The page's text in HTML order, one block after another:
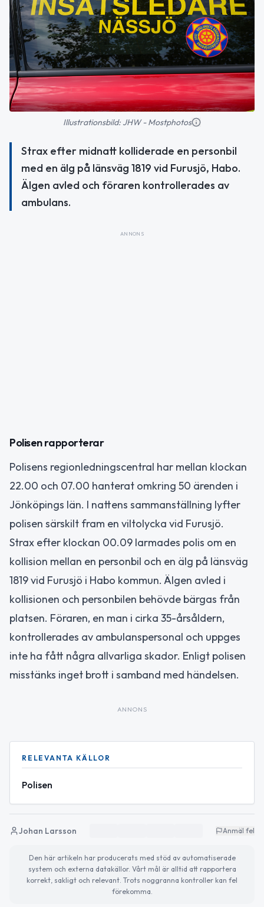
Illustrationsbild: JHW - Mostphotos
Strax efter midnatt kolliderade en personbil
med en älg på länsväg 1819 vid Furusjö, Habo.
Älgen avled och föraren kontrollerades av
ambulans.
ANNONS
Polisen rapporterar
Polisens regionledningscentral har mellan klockan
22.00 och 07.00 hanterat omkring 50 ärenden i
Jönköpings län. I nattens sammanställning lyfter
polisen särskilt fram en viltolycka vid Furusjö.
Strax efter klockan 00.09 larmades polis om en
kollision mellan en personbil och en älg på länsväg
1819 vid Furusjö i Habo kommun. Älgen avled i
kollisionen och personbilen behövde bärgas från
platsen. Föraren, en man i cirka 35-årsåldern,
kontrollerades av ambulanspersonal och uppges
inte ha fått några allvarliga skador. Enligt polisen
misstänks inget brott i samband med händelsen.
ANNONS
RELEVANTA KÄLLOR
Polisen
Johan Larsson Anmäl fel
Den här artikeln har producerats med stöd av automatiserade
system och externa datakällor. Vårt mål är alltid att rapportera
korrekt, sakligt och relevant. Trots noggranna kontroller kan fel
förekomma.